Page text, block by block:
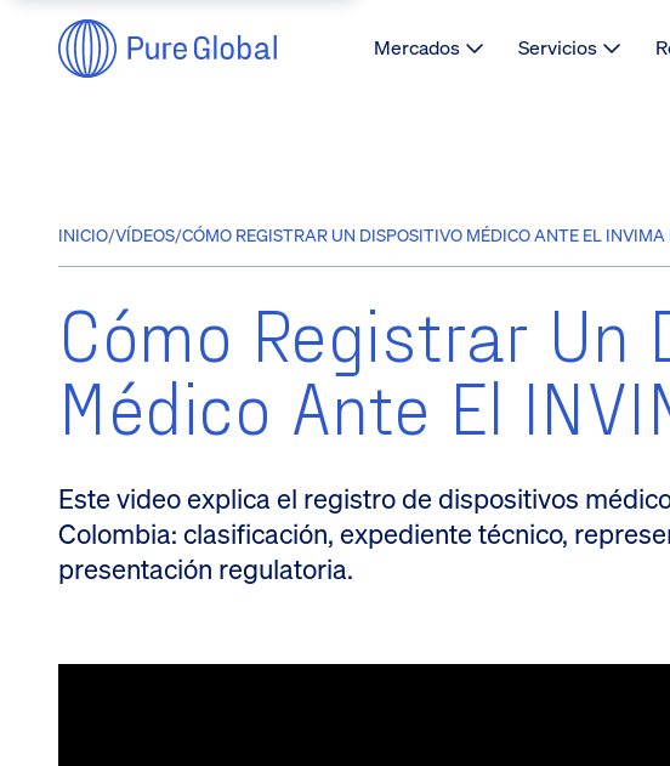
Mercados Servicios
INICIO/VÍDEOS/CÓMO REGISTRAR UN DISPOSITIVO MÉDICO ANTE EL
Cómo Registrar Un
Médico Ante El
Este video explica el registro de dispositivos
Colombia: clasificación, expediente técnico,
presentación regulatoria.